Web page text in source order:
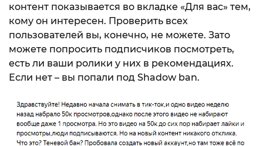
контент показывается во вкладке «Для вас» тем,
кому он интересен. Проверить всех
пользователей вы, конечно, не можете. Зато
можете попросить подписчиков посмотреть,
есть ли ваши ролики у них в рекомендациях.
Если нет – вы попали под Shadow ban.